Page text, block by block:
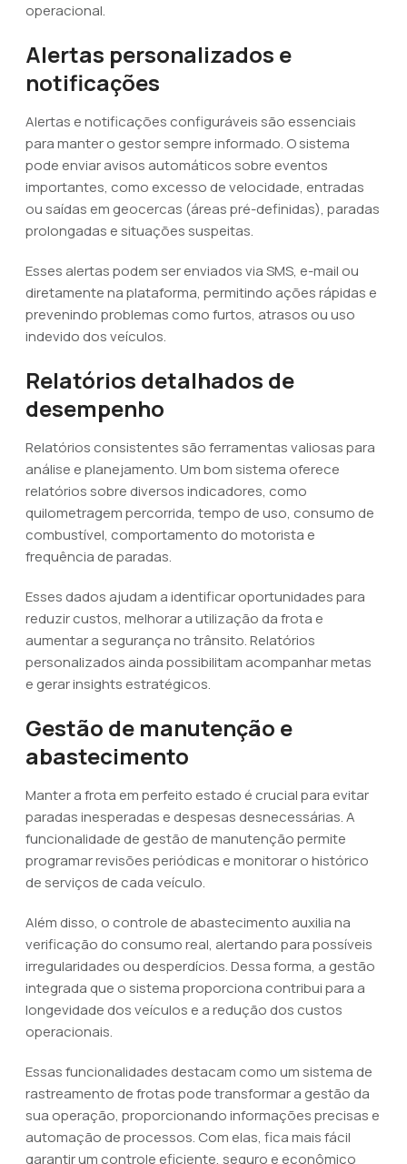
operacional.
Alertas personalizados e
notificações
Alertas e notificações configuráveis são essenciais
para manter o gestor sempre informado. O sistema
pode enviar avisos automáticos sobre eventos
importantes, como excesso de velocidade, entradas
ou saídas em geocercas (áreas pré-definidas), paradas
prolongadas e situações suspeitas.
Esses alertas podem ser enviados via SMS, e-mail ou
diretamente na plataforma, permitindo ações rápidas e
prevenindo problemas como furtos, atrasos ou uso
indevido dos veículos.
Relatórios detalhados de
desempenho
Relatórios consistentes são ferramentas valiosas para
análise e planejamento. Um bom sistema oferece
relatórios sobre diversos indicadores, como
quilometragem percorrida, tempo de uso, consumo de
combustível, comportamento do motorista e
frequência de paradas.
Esses dados ajudam a identificar oportunidades para
reduzir custos, melhorar a utilização da frota e
aumentar a segurança no trânsito. Relatórios
personalizados ainda possibilitam acompanhar metas
e gerar insights estratégicos.
Gestão de manutenção e
abastecimento
Manter a frota em perfeito estado é crucial para evitar
paradas inesperadas e despesas desnecessárias. A
funcionalidade de gestão de manutenção permite
programar revisões periódicas e monitorar o histórico
de serviços de cada veículo.
Além disso, o controle de abastecimento auxilia na
verificação do consumo real, alertando para possíveis
irregularidades ou desperdícios. Dessa forma, a gestão
integrada que o sistema proporciona contribui para a
longevidade dos veículos e a redução dos custos
operacionais.
Essas funcionalidades destacam como um sistema de
rastreamento de frotas pode transformar a gestão da
sua operação, proporcionando informações precisas e
automação de processos. Com elas, fica mais fácil
garantir um controle eficiente, seguro e econômico